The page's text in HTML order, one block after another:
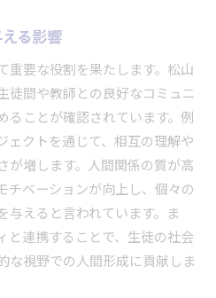
ュニティの絆と人間関係
が人々を結ぶ
スの活用で広がる交流
関係の形成
地域社会に与える影響
が生む絆の強化
らす団結力
す地域社会の発展
える大切さ
る影響
重要な役割を果たします。松山
徒間や教師との良好なコミュニ
ることが確認されています。例
ェクトを通じて、相互の理解や
が増します。人間関係の質が高
チベーションが向上し、個々の
えると言われています。ま
と連携することで、生徒の社会
な視野での人間形成に貢献しま